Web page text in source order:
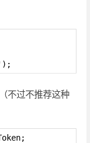
不过不推荐这种